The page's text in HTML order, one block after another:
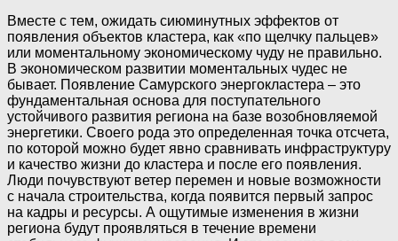
Вместе с тем, ожидать сиюминутных эффектов от
появления объектов кластера, как «по щелчку пальцев»
или моментальному экономическому чуду не правильно.
В экономическом развитии моментальных чудес не
бывает. Появление Самурского энергокластера – это
фундаментальная основа для поступательного
устойчивого развития региона на базе возобновляемой
энергетики. Своего рода это определенная точка отсчета,
по которой можно будет явно сравнивать инфраструктуру
и качество жизни до кластера и после его появления.
Люди почувствуют ветер перемен и новые возможности
с начала строительства, когда появится первый запрос
на кадры и ресурсы. А ощутимые изменения в жизни
региона будут проявляться в течение времени